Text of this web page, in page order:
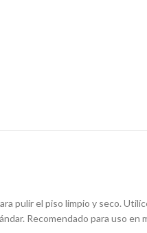
pulir el piso limpio y seco.
Recomendado para uso en